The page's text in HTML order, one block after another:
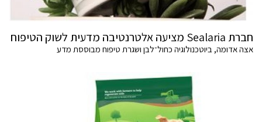
חברת Sealaria מציעה אלטרנטיבה מדעית לשוק הטיפוח
אצה אדומה, ביוטכנולוגיה כחול־לבן ושגרת טיפוח מבוססת מדע